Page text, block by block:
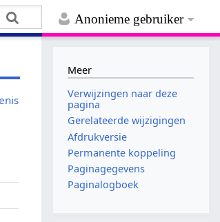
Anonieme gebruiker
Meer
Verwijzingen naar deze
pagina
Gerelateerde wijzigingen
Afdrukversie
Permanente koppeling
Paginagegevens
Paginalogboek